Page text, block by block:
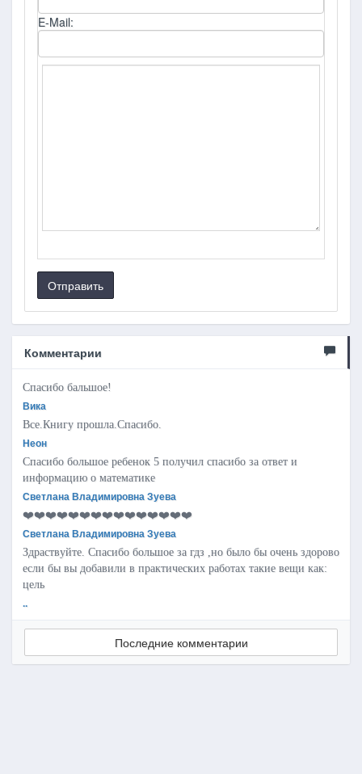
E-Mail:
Отправить
Комментарии
Спасибо бальшое!
Вика
Все.Книгу прошла.Спасибо.
Неон
Спасибо большое ребенок 5 получил спасибо за ответ и
информацию о математике
Светлана Владимировна Зуева
❤️❤️❤️❤️❤️❤️❤️❤️❤️❤️❤️❤️❤️❤️❤️
Светлана Владимировна Зуева
Здраствуйте. Спасибо большое за гдз ,но было бы очень здорово
если бы вы добавили в практических работах такие вещи как:
цель
..
Последние комментарии